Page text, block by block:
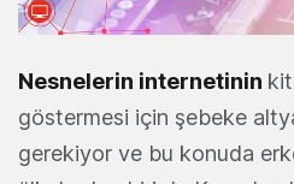
Nesnelerin internetinin
göstermesi için şebeke
gerekiyor ve bu konuda